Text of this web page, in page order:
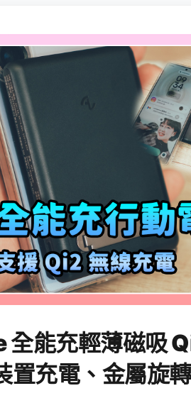
能充輕薄磁吸
置充電、金屬旋